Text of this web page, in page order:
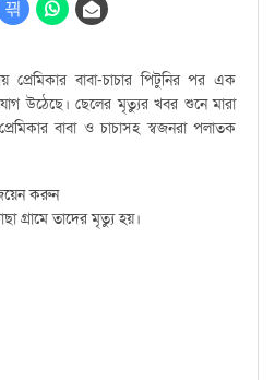
বাবা-চাচার পিটুনির পর এক
উঠেছে। ছেলের মৃত্যুর খবর শুনে মারা
বাবা ও চাচাসহ স্বজনরা পলাতক
জয়েন করুন
গ্রামে তাদের মৃত্যু হয়।